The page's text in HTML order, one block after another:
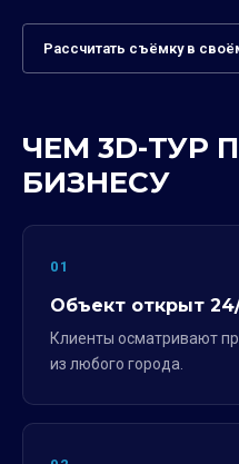
Рассчитать съёмку в
ЧЕМ 3D-ТУР
БИЗНЕСУ
01
Объект открыт
Клиенты осматривают
из любого города.